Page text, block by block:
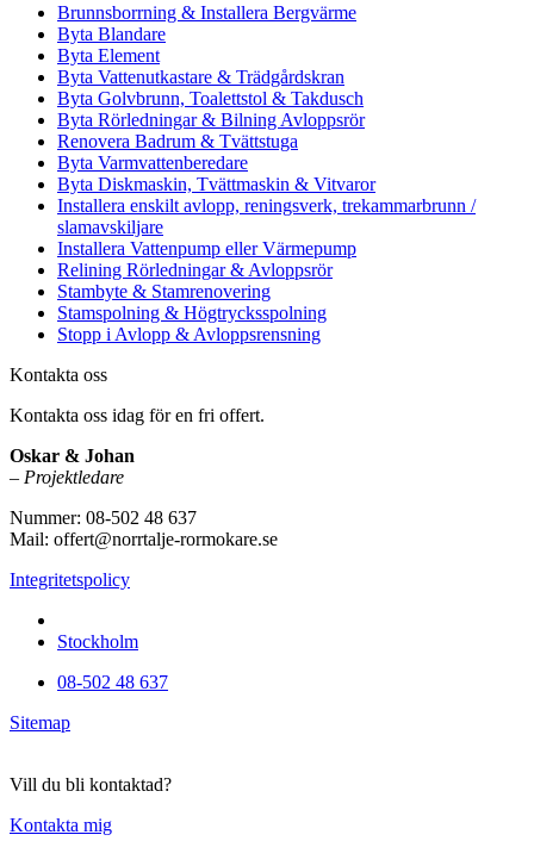
Brunnsborrning & Installera Bergvärme
Byta Blandare
Byta Element
Byta Vattenutkastare & Trädgårdskran
Byta Golvbrunn, Toalettstol & Takdusch
Byta Rörledningar & Bilning Avloppsrör
Renovera Badrum & Tvättstuga
Byta Varmvattenberedare
Byta Diskmaskin, Tvättmaskin & Vitvaror
Installera enskilt avlopp, reningsverk, trekammarbrunn /
slamavskiljare
Installera Vattenpump eller Värmepump
Relining Rörledningar & Avloppsrör
Stambyte & Stamrenovering
Stamspolning & Högtrycksspolning
Stopp i Avlopp & Avloppsrensning
Kontakta oss
Kontakta oss idag för en fri offert.
Oskar & Johan
– Projektledare
Nummer: 08-502 48 637
Mail: offert@norrtalje-rormokare.se
Integritetspolicy
Stockholm
08-502 48 637
Sitemap
Vill du bli kontaktad?
Kontakta mig